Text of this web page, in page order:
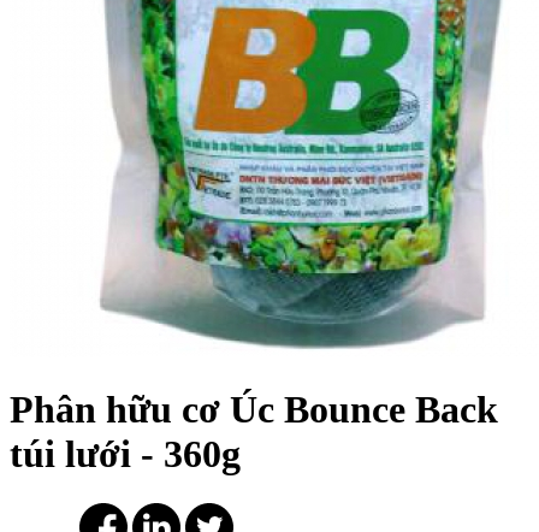
Phân hữu cơ Úc Bounce Back
túi lưới - 360g